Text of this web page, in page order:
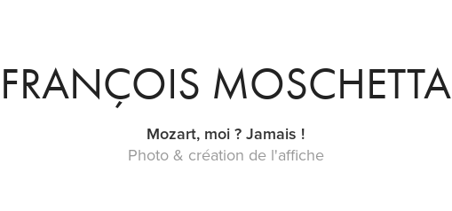
FRANÇOIS MOSCHETTA
Mozart, moi ? Jamais !
Photo & création de l'affiche